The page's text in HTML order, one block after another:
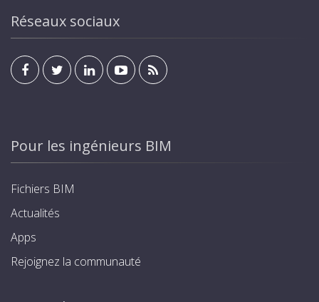
Réseaux sociaux
Pour les ingénieurs BIM
Fichiers BIM
Actualités
Apps
Rejoignez la communauté